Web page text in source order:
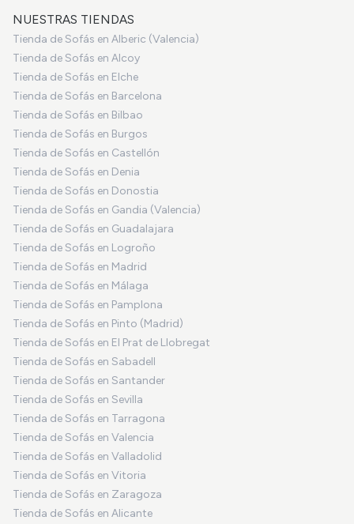
NUESTRAS TIENDAS
Tienda de Sofás en Alberic (Valencia)
Tienda de Sofás en Alcoy
Tienda de Sofás en Elche
Tienda de Sofás en Barcelona
Tienda de Sofás en Bilbao
Tienda de Sofás en Burgos
Tienda de Sofás en Castellón
Tienda de Sofás en Denia
Tienda de Sofás en Donostia
Tienda de Sofás en Gandia (Valencia)
Tienda de Sofás en Guadalajara
Tienda de Sofás en Logroño
Tienda de Sofás en Madrid
Tienda de Sofás en Málaga
Tienda de Sofás en Pamplona
Tienda de Sofás en Pinto (Madrid)
Tienda de Sofás en El Prat de Llobregat
Tienda de Sofás en Sabadell
Tienda de Sofás en Santander
Tienda de Sofás en Sevilla
Tienda de Sofás en Tarragona
Tienda de Sofás en Valencia
Tienda de Sofás en Valladolid
Tienda de Sofás en Vitoria
Tienda de Sofás en Zaragoza
Tienda de Sofás en Alicante